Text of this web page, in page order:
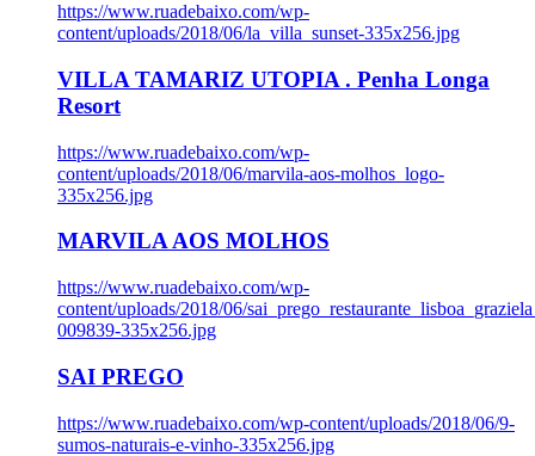
https://www.ruadebaixo.com/wp-
content/uploads/2018/06/la_villa_sunset-335x256.jpg
VILLA TAMARIZ UTOPIA . Penha Longa
Resort
https://www.ruadebaixo.com/wp-
content/uploads/2018/06/marvila-aos-molhos_logo-
335x256.jpg
MARVILA AOS MOLHOS
https://www.ruadebaixo.com/wp-
content/uploads/2018/06/
009839-335x256.jpg
SAI PREGO
https://www.ruadebaixo.com/wp-content/uploads/2018/06/9-
sumos-naturais-e-vinho-335x256.jpg